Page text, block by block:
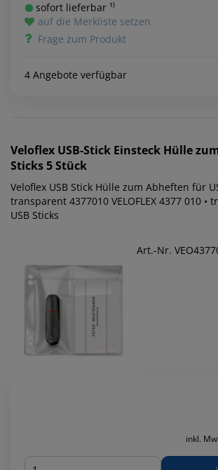
sofort lieferbar ¹⁾
auf die Merkliste setzen
Frage zum Produkt
4 Angebote verfügbar
Veloflex USB-Stick Einsteck Hülle
Sticks 5 Stück
Veloflex USB Stick Hülle zum Abheften für
transparent 4377010 VELOFLEX 4377 010 •
USB Sticks
Art.-Nr.
inkl.
Menge